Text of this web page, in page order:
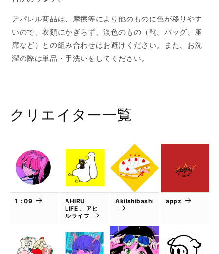
アパレル商品は、摩擦等により他のものに色が移りやす
いので、衣類にかぎらず、淡色のもの（靴、バッグ、座
席など）との組み合わせはお避けください。また、お洗
濯の際は単品・手洗いをしてください。
クリエイター一覧
1：09
AHIRU
LIFE． アヒ
ルライフ
AkiIshibashi appz